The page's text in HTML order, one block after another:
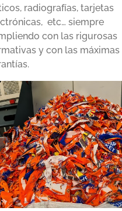
radiografías, tarjetas
etc… siempre
con las rigurosas
y con las máximas